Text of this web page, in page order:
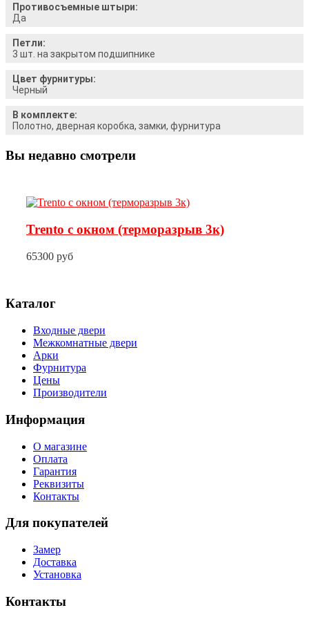
Противосъемные штыри:
Да
Петли:
3 шт. на закрытом подшипнике
Цвет фурнитуры:
Черный
В комплекте:
Полотно, дверная коробка, замки, фурнитура
Вы недавно смотрели
Trento с окном (терморазрыв 3к)
65300 руб
Каталог
Входные двери
Межкомнатные двери
Арки
Фурнитура
Цены
Производители
Информация
О магазине
Оплата
Гарантия
Реквизиты
Контакты
Для покупателей
Замер
Доставка
Установка
Контакты